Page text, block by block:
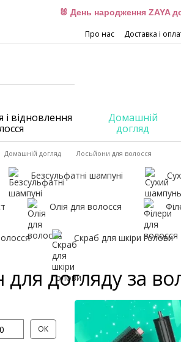
🐰 День народження ZAYA
Про нас Доставка і
відновлення
Домашній
догляд
Домашній догляд Лосьйони для волосся
Безсульфатні шампуні
Олія для волосся
Скраб для шкіри голови
догляду за
ОК